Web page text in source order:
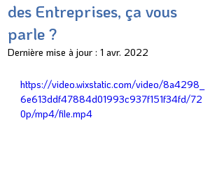
des Entreprises, ça vous
parle ?
Dernière mise à jour : 1 avr. 2022
https://video.wixstatic.com/video/8a4298_
6e613ddf47884d01993c937f151f34fd/72
0p/mp4/file.mp4